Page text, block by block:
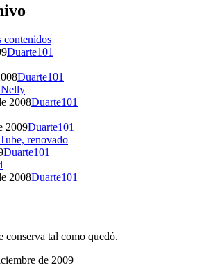
contenidos
Duarte101
Duarte101
2008Duarte101
2009Duarte101
renovado
Duarte101
2008Duarte101
conserva tal como quedó.
de 2009